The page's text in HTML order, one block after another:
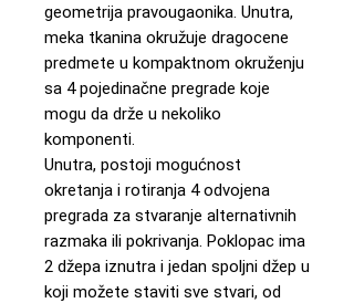
geometrija pravougaonika. Unutra,
meka tkanina okružuje dragocene
predmete u kompaktnom okruženju
sa 4 pojedinačne pregrade koje
mogu da drže u nekoliko
komponenti.
Unutra, postoji mogućnost
okretanja i rotiranja 4 odvojena
pregrada za stvaranje alternativnih
razmaka ili pokrivanja. Poklopac ima
2 džepa iznutra i jedan spoljni džep u
koji možete staviti sve stvari, od